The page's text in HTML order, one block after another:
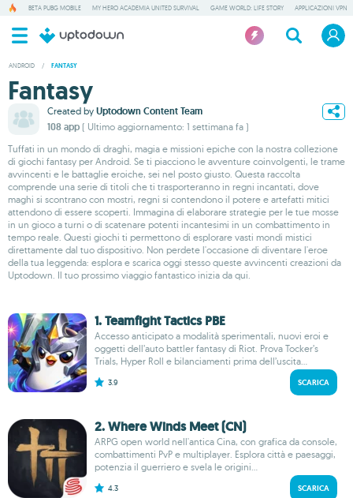
BETA PUBG MOBILE MY HERO ACADEMIA UNITED SURVIVAL GAME WORLD: LIFE STORY APPLICAZIONI VPN
ANDROID / FANTASY
Fantasy
Created by Uptodown Content Team
108 app ( Ultimo aggiornamento: 1 settimana fa )
Tuffati in un mondo di draghi, magia e missioni epiche con la nostra collezione
di giochi fantasy per Android. Se ti piacciono le avventure coinvolgenti, le trame
avvincenti e le battaglie eroiche, sei nel posto giusto. Questa raccolta
comprende una serie di titoli che ti trasporteranno in regni incantati, dove
maghi si scontrano con mostri, regni si contendono il potere e artefatti mitici
attendono di essere scoperti. Immagina di elaborare strategie per le tue mosse
in un gioco a turni o di scatenare potenti incantesimi in un combattimento in
tempo reale. Questi giochi ti permettono di esplorare vasti mondi mistici
direttamente dal tuo dispositivo. Non perdete l'occasione di diventare l'eroe
della tua leggenda: esplora e scarica oggi stesso queste avvincenti creazioni da
Uptodown. Il tuo prossimo viaggio fantastico inizia da qui.
1. Teamfight Tactics PBE
Accesso anticipato a modalità sperimentali, nuovi eroi e
oggetti dell’auto battler fantasy di Riot. Prova Tocker’s
Trials, Hyper Roll e bilanciamenti prima dell’uscita...
3.9 SCARICA
2. Where Winds Meet (CN)
ARPG open world nell'antica Cina, con grafica da console,
combattimenti PvP e multiplayer. Esplora città e paesaggi,
potenzia il guerriero e svela le origini...
4.3 SCARICA